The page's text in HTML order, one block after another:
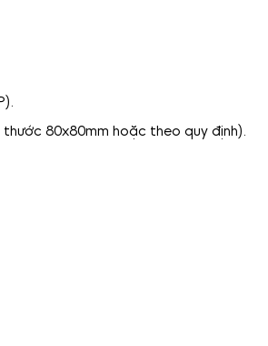
80x80mm hoặc theo quy định).